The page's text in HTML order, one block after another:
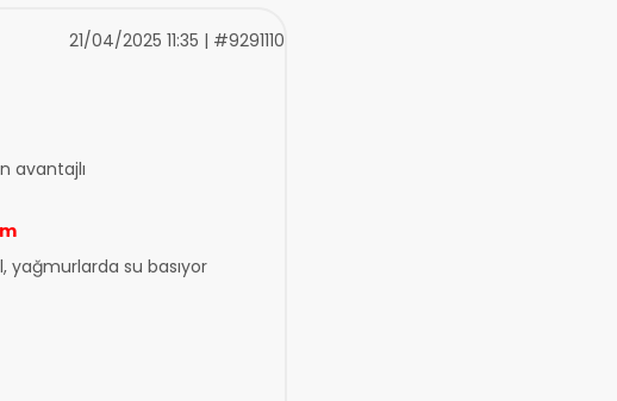
21/04/2025 11:35 | #9291110
avantajlı
yağmurlarda su basıyor